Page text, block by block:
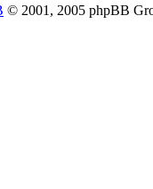
© 2001, 2005 phpBB